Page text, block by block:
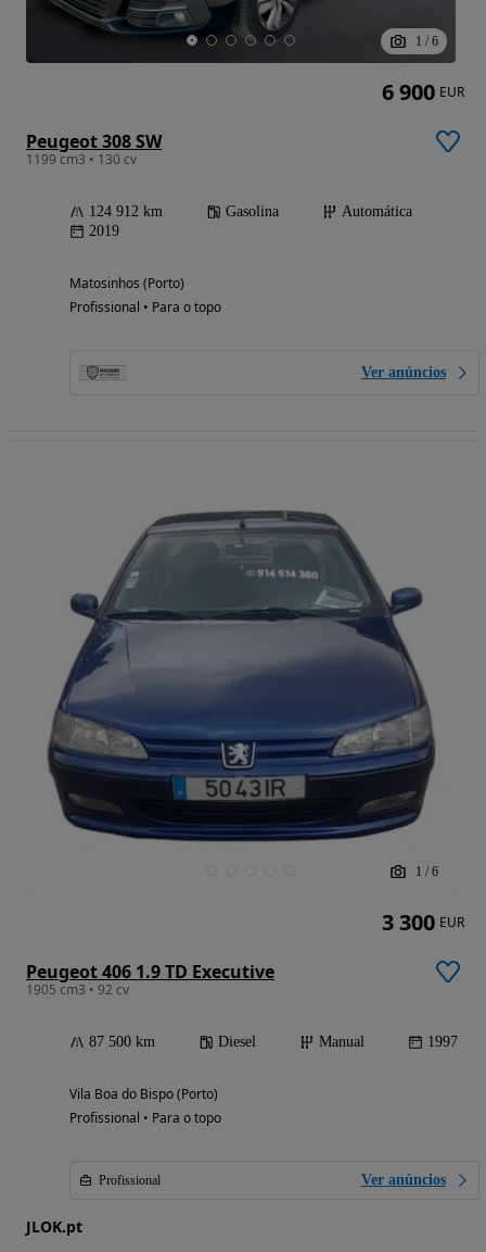
1 / 6
Peugeot 308 SW
1199 cm3 • 130 cv
124 912 km Gasolina
Automática
2019
Matosinhos (Porto)
Profissional • Para o topo
Ver anúncios
6 900 EUR
1 / 6
Peugeot 406 1.9 TD Executive
1905 cm3 • 92 cv
87 500 km Diesel Manual 1997
Vila Boa do Bispo (Porto)
Profissional • Para o topo
Profissional Ver anúncios
JLOK.pt
3 300 EUR